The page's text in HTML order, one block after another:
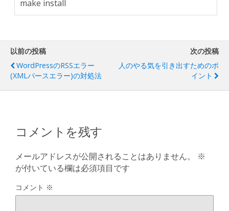
make install
以前の投稿
WordPressのRSSエラー
(XMLパースエラー)の対処法
次の投稿
人のやる気を引き出すためのポ
イント
コメントを残す
メールアドレスが公開されることはありません。
※
が付いている欄は必須項目です
コメント ※